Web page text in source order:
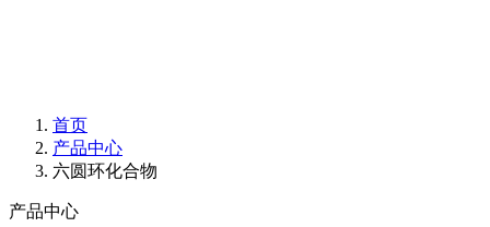
首页
产品中心
六圆环化合物
产品中心